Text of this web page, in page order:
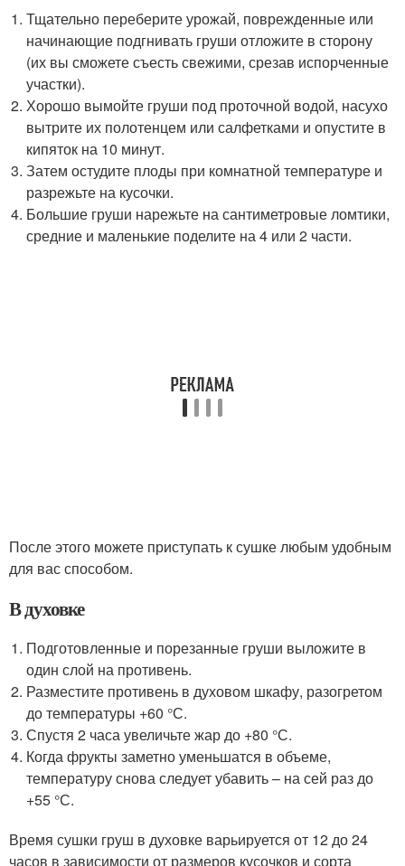
Тщательно переберите урожай, поврежденные или
начинающие подгнивать груши отложите в сторону
(их вы сможете съесть свежими, срезав испорченные
участки).
Хорошо вымойте груши под проточной водой, насухо
вытрите их полотенцем или салфетками и опустите в
кипяток на 10 минут.
Затем остудите плоды при комнатной температуре и
разрежьте на кусочки.
Большие груши нарежьте на сантиметровые ломтики,
средние и маленькие поделите на 4 или 2 части.
После этого можете приступать к сушке любым удобным
для вас способом.
В духовке
Подготовленные и порезанные груши выложите в
один слой на противень.
Разместите противень в духовом шкафу, разогретом
до температуры +60 °С.
Спустя 2 часа увеличьте жар до +80 °С.
Когда фрукты заметно уменьшатся в объеме,
температуру снова следует убавить – на сей раз до
+55 °С.
Время сушки груш в духовке варьируется от 12 до 24
часов в зависимости от размеров кусочков и сорта